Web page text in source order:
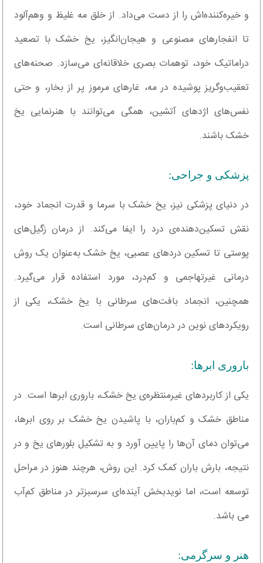
و خیره‌کننده‌اش را از دست می‌داد. از خلق مه غلیظ و وهم‌آلود
تا انفجارهای مصنوعی و هیجان‌انگیز، یخ خشک با تصعید
دراماتیک خود، توهمات بصری خلاقانه‌ای می‌سازد. صحنه‌های
تعقیب‌وگریز پوشیده در مه، غارهای مرموز پر از بخار، و حتی
نفس‌های اژدهای آتشین، همگی می‌توانند با هنرنمایی یخ
خشک باشند.
پزشکی و جراحی:
در دنیای پزشکی نیز، یخ خشک با سرما و قدرت انجماد خود،
نقش تسکین‌دهنده‌ی درد را ایفا می‌کند. از درمان زگیل‌های
پوستی تا تسکین دردهای عصبی، یخ خشک به‌عنوان یک روش
درمانی غیرتهاجمی و کم‌درد، مورد استفاده قرار می‌گیرد.
همچنین، انجماد بافت‌های سرطانی با یخ خشک، یکی از
رویکردهای نوین در درمان‌های سرطانی است.
باروری ابرها:
یکی از کاربردهای غیرمنتظره‌ی یخ خشک، باروری ابرها است. در
مناطق خشک و کم‌باران، با پاشیدن یخ خشک بر روی ابرها،
می‌توان دمای آن‌ها را پایین آورد و به تشکیل بلورهای یخ و در
نتیجه، بارش باران کمک کرد. این روش، هرچند هنوز در مراحل
توسعه است، اما نویدبخش آینده‌ای سرسبزتر در مناطق کم‌آب
می باشد.
هنر و سرگرمی: